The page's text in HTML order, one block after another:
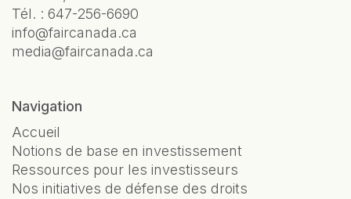
Tél. : 647-256-6690
info@faircanada.ca
media@faircanada.ca
Navigation
Accueil
Notions de base en investissement
Ressources pour les investisseurs
Nos initiatives de défense des droits